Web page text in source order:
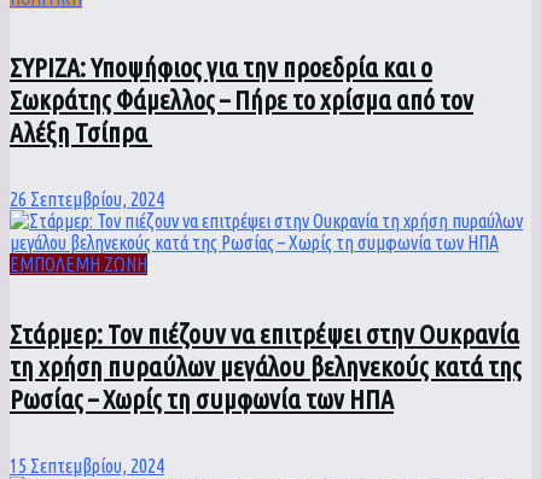
ΣΥΡΙΖΑ: Υποψήφιος για την προεδρία και ο
Σωκράτης Φάμελλος – Πήρε το χρίσμα από τον
Αλέξη Τσίπρα
26 Σεπτεμβρίου, 2024
ΕΜΠΟΛΕΜΗ ΖΩΝΗ
Στάρμερ: Τον πιέζουν να επιτρέψει στην Ουκρανία
τη χρήση πυραύλων μεγάλου βεληνεκούς κατά της
Ρωσίας – Χωρίς τη συμφωνία των ΗΠΑ
15 Σεπτεμβρίου, 2024